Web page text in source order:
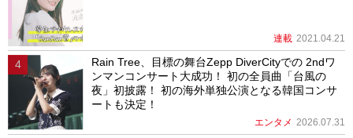
連載 2021.04.21
Rain Tree、目標の舞台Zepp DiverCityでの 2ndワ
ンマンコンサート大成功！ 初の全員曲「台風の
夜」初披露！ 初の海外単独公演となる韓国コンサ
ートも決定！
エンタメ 2026.07.31